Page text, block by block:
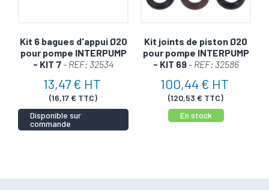
Kit 6 bagues d'appui Ø20
pour pompe INTERPUMP
- KIT 7 - REF: 32534
13,47 € HT
(16,17 € TTC)
Disponible sur
commande
Kit joints de piston Ø20
pour pompe INTERPUMP
- KIT 69 - REF: 32586
100,44 € HT
(120,53 € TTC)
En stock